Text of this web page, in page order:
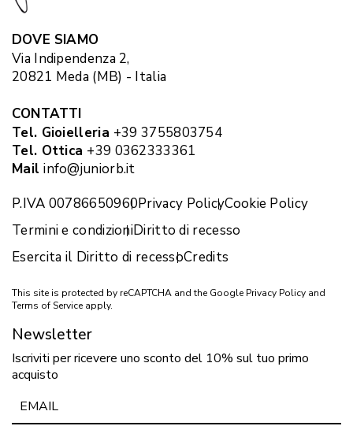
DOVE SIAMO
Via Indipendenza 2,
20821 Meda (MB) - Italia
CONTATTI
Tel. Gioielleria +39 3755803754
Tel. Ottica +39 0362333361
Mail info@juniorb.it
P.IVA 00786650960Privacy PolicyCookie Policy
Termini e condizioniDiritto di recesso
Esercita il Diritto di recessoCredits
This site is protected by reCAPTCHA and the Google Privacy Policy and
Terms of Service apply.
Newsletter
Iscriviti per ricevere uno sconto del 10% sul tuo primo
acquisto